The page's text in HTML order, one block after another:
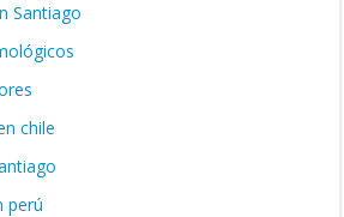
Santiago
chile
perú